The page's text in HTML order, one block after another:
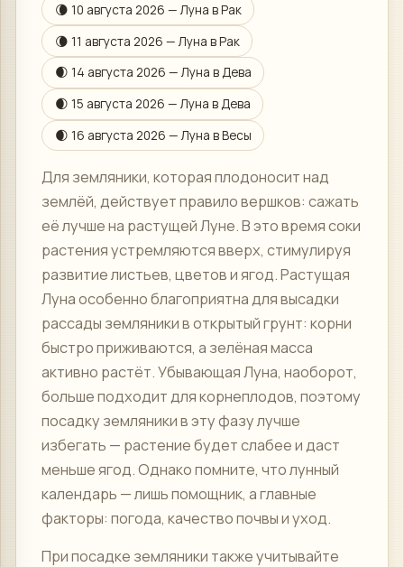
🌘 10 августа 2026 — Луна вРак
🌘 11 августа 2026 — Луна вРак
🌒 14 августа 2026 — Луна вДева
🌒 15 августа 2026 — Луна вДева
🌒 16 августа 2026 — Луна вВесы
Для земляники, которая плодоносит над
землёй, действует правило вершков: сажать
её лучше на растущей Луне. В это время соки
растения устремляются вверх, стимулируя
развитие листьев, цветов и ягод. Растущая
Луна особенно благоприятна для высадки
рассады земляники в открытый грунт: корни
быстро приживаются, а зелёная масса
активно растёт. Убывающая Луна, наоборот,
больше подходит для корнеплодов, поэтому
посадку земляники в эту фазу лучше
избегать — растение будет слабее и даст
меньше ягод. Однако помните, что лунный
календарь — лишь помощник, а главные
факторы: погода, качество почвы и уход.
При посадке земляники также учитывайте